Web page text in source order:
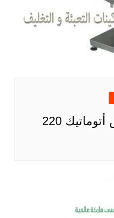
مكينة تعبئة بودر ، بن ، نص أتوماتيك 220